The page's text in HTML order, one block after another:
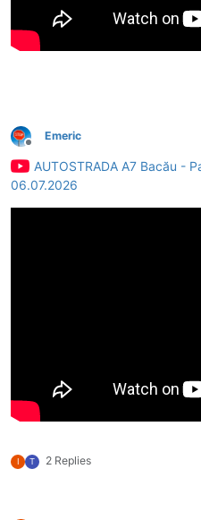
Deconectat
Emeric
AUTOSTRADA A7 Bacău -
06.07.2026
I T 2 Replies